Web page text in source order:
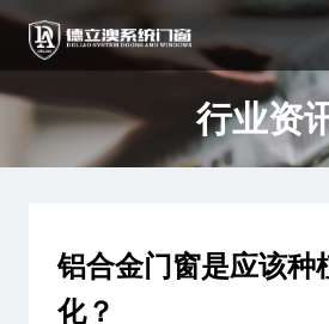
品牌中心
品牌介绍
企业文化
产品中心
窗系列
门系列
新闻中心
公司新闻
行业资讯
行业资
铝合金门窗是应该种
化？